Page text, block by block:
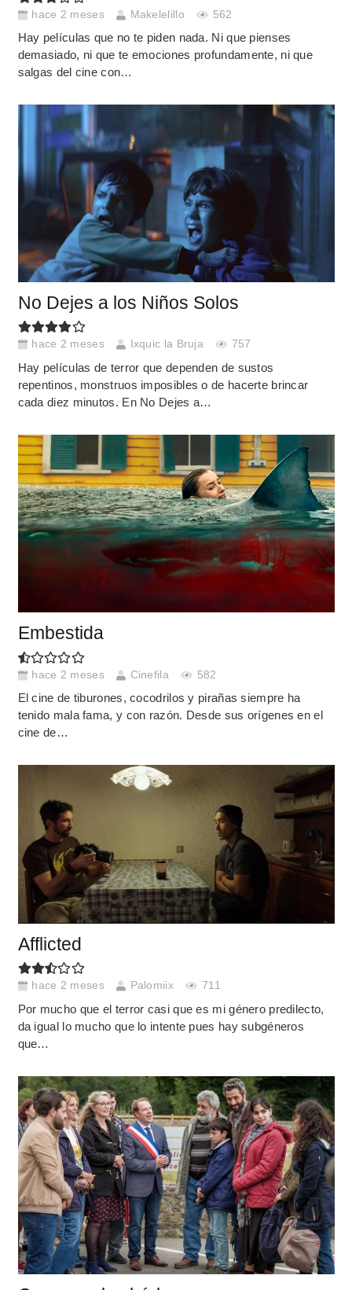
hace 2 meses Makelelillo 562
Hay películas que no te piden nada. Ni que pienses
demasiado, ni que te emociones profundamente, ni que
salgas del cine con…
No Dejes a los Niños Solos
hace 2 meses Ixquic la Bruja 757
Hay películas de terror que dependen de sustos
repentinos, monstruos imposibles o de hacerte brincar
cada diez minutos. En No Dejes a…
Embestida
hace 2 meses Cinefila 582
El cine de tiburones, cocodrilos y pirañas siempre ha
tenido mala fama, y con razón. Desde sus orígenes en el
cine de…
Afflicted
hace 2 meses Palomiix 711
Por mucho que el terror casi que es mi género predilecto,
da igual lo mucho que lo intente pues hay subgéneros
que…